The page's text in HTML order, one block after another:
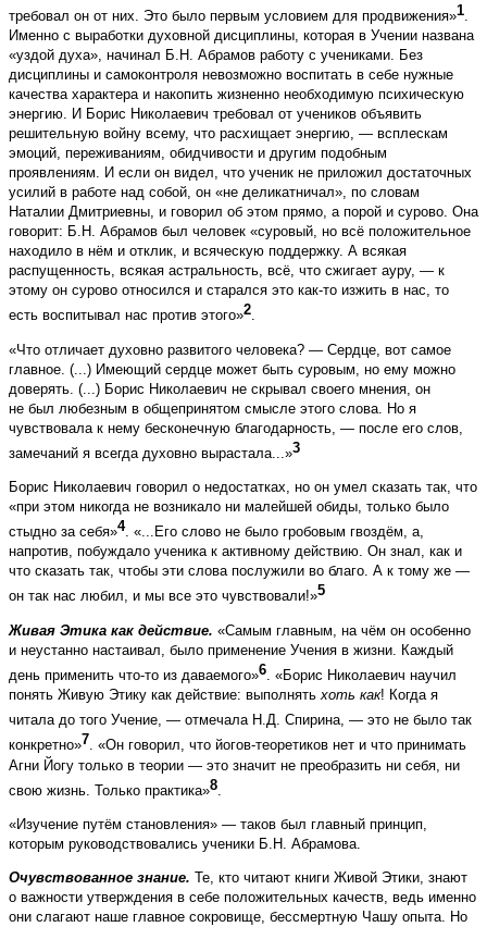
требовал он от них. Это было первым условием для продвижения»1.
Именно с выработки духовной дисциплины, которая в Учении названа
«уздой духа», начинал Б.Н. Абрамов работу с учениками. Без
дисциплины и самоконтроля невозможно воспитать в себе нужные
качества характера и накопить жизненно необходимую психическую
энергию. И Борис Николаевич требовал от учеников объявить
решительную войну всему, что расхищает энергию, — всплескам
эмоций, переживаниям, обидчивости и другим подобным
проявлениям. И если он видел, что ученик не приложил достаточных
усилий в работе над собой, он «не деликатничал», по словам
Наталии Дмитриевны, и говорил об этом прямо, а порой и сурово. Она
говорит: Б.Н. Абрамов был человек «суровый, но всё положительное
находило в нём и отклик, и всяческую поддержку. А всякая
распущенность, всякая астральность, всё, что сжигает ауру, — к
этому он сурово относился и старался это как-то изжить в нас, то
есть воспитывал нас против этого»2.
«Что отличает духовно развитого человека? — Сердце, вот самое
главное. (...) Имеющий сердце может быть суровым, но ему можно
доверять. (...) Борис Николаевич не скрывал своего мнения, он
не был любезным в общепринятом смысле этого слова. Но я
чувствовала к нему бесконечную благодарность, — после его слов,
замечаний я всегда духовно вырастала...»3
Борис Николаевич говорил о недостатках, но он умел сказать так, что
«при этом никогда не возникало ни малейшей обиды, только было
стыдно за себя»4. «...Его слово не было гробовым гвоздём, а,
напротив, побуждало ученика к активному действию. Он знал, как и
что сказать так, чтобы эти слова послужили во благо. А к тому же —
он так нас любил, и мы все это чувствовали!»5
Живая Этика как действие. «Самым главным, на чём он особенно
и неустанно настаивал, было применение Учения в жизни. Каждый
день применить что-то из даваемого»6 . «Борис Николаевич научил
понять Живую Этику как действие: выполнять хоть как! Когда я
читала до того Учение, — отмечала Н.Д. Спирина, — это не было так
конкретно»7. «Он говорил, что йогов-теоретиков нет и что принимать
Агни Йогу только в теории — это значит не преобразить ни себя, ни
свою жизнь. Только практика»8
«Изучение путём становления» — таков был главный принцип,
которым руководствовались ученики Б.Н. Абрамова.
Очувствованное знание. Те, кто читают книги Живой Этики, знают
о важности утверждения в себе положительных качеств, ведь именно
они слагают наше главное сокровище, бессмертную Чашу опыта. Но